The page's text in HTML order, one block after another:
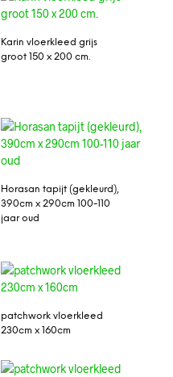
Karin vloerkleed grijs
groot 150 x 200 cm.
Horasan tapijt (gekleurd),
390cm x 290cm 100-110
jaar oud
patchwork vloerkleed
230cm x 160cm